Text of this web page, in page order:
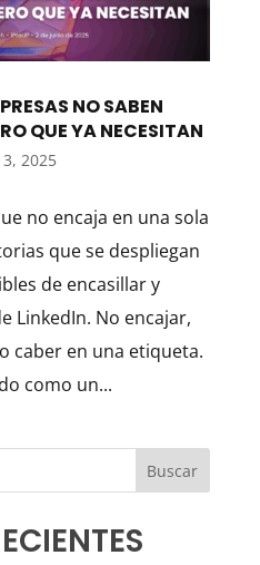
NO SABEN
QUE YA NECESITAN
2025
no encaja en una sola
que se despliegan
de encasillar y
LinkedIn. No encajar,
caber en una etiqueta.
como un...
Buscar